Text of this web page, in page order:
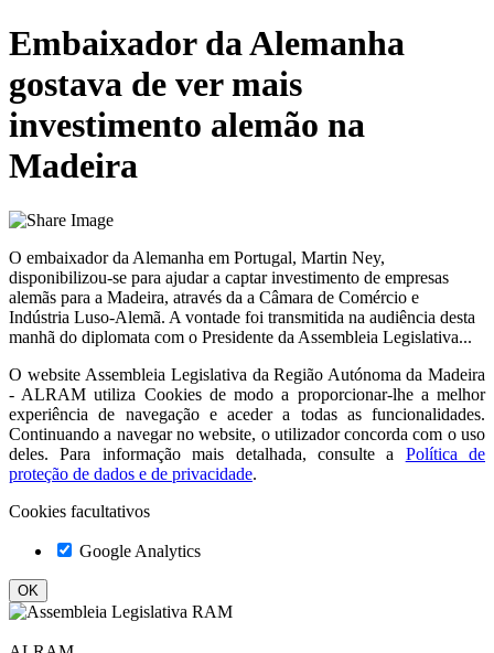
Embaixador da Alemanha
gostava de ver mais
investimento alemão na
Madeira
O embaixador da Alemanha em Portugal, Martin Ney,
disponibilizou-se para ajudar a captar investimento de empresas
alemãs para a Madeira, através da a Câmara de Comércio e
Indústria Luso-Alemã. A vontade foi transmitida na audiência desta
manhã do diplomata com o Presidente da Assembleia Legislativa...
O website Assembleia Legislativa da Região Autónoma da Madeira
- ALRAM utiliza Cookies de modo a proporcionar-lhe a melhor
experiência de navegação e aceder a todas as funcionalidades.
Continuando a navegar no website, o utilizador concorda com o uso
deles. Para informação mais detalhada, consulte a
Política de
proteção de dados e de privacidade.
Cookies facultativos
Google Analytics